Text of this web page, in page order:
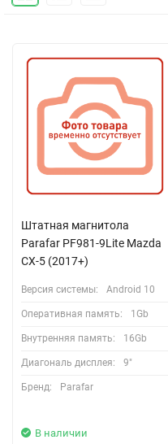
Штатная магнитола
Parafar PF981-9Lite Mazda
CX-5 (2017+)
Версия системы: Android 10
Оперативная память: 1Gb
Внутренняя память: 16Gb
Диагональ дисплея: 9"
Бренд: Parafar
В наличии